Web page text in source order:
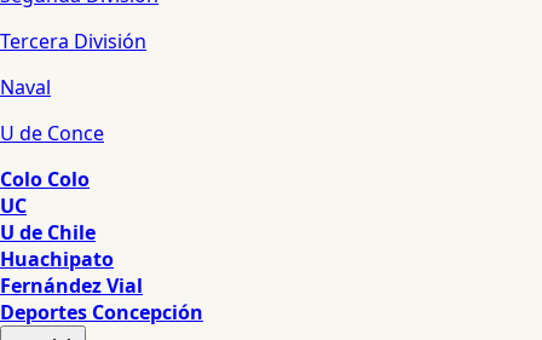
Tercera División
Naval
U de Conce
Colo Colo
UC
U de Chile
Huachipato
Fernández Vial
Deportes Concepción